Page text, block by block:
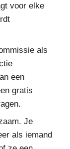
voor elke
als
een
gratis
Je
als iemand